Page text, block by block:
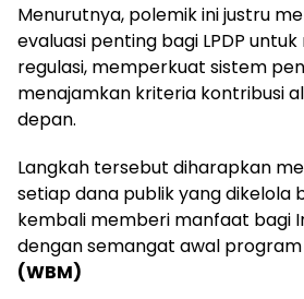
Menurutnya, polemik ini justru
evaluasi penting bagi LPDP
regulasi, memperkuat sistem
menajamkan kriteria kontribusi
depan.
Langkah tersebut diharapkan
setiap dana publik yang dikelola
kembali memberi manfaat bagi
dengan semangat awal program
(WBM)